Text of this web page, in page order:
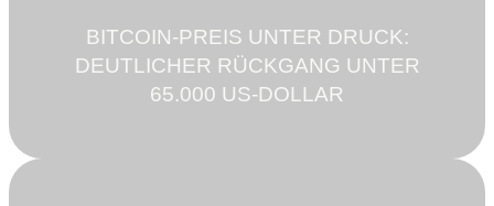
BITCOIN-PREIS UNTER DRUCK:
DEUTLICHER RÜCKGANG UNTER
65.000 US-DOLLAR